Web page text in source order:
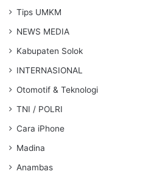
Tips UMKM
NEWS MEDIA
Kabupaten Solok
INTERNASIONAL
Otomotif & Teknologi
TNI / POLRI
Cara iPhone
Madina
Anambas